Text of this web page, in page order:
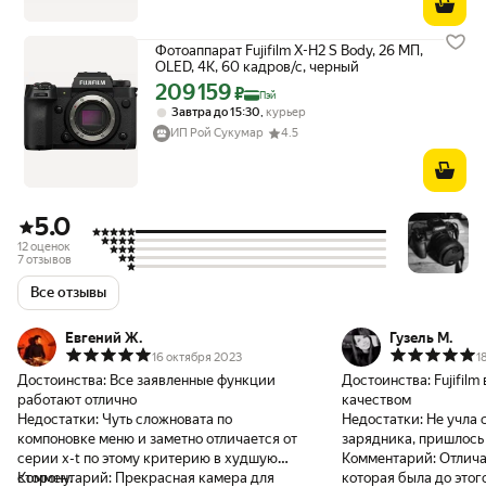
Фотоаппарат Fujifilm X-H2 S Body, 26 МП,
OLED, 4K, 60 кадров/с, черный
Цена с картой Яндекс Пэй 209159 ₽ вместо
209 159₽ Пэй
Завтра до 15:30, курьер
ИП Рой Сукумар
4.5
5.0
12 оценок
7 отзывов
Все отзывы
Евгений Ж.
16 октября 2023
Достоинства: Все заявленные функции
работают отлично
Недостатки: Чуть сложновата по
компоновке меню и заметно отличается от
серии x-t по этому критерию в худшую
сторону.
Комментарий: Прекрасная камера для
Гузель М.
Достоинства: Fujifilm
качеством
Недостатки: Не учла
зарядника, пришлось
Комментарий:
которая была до